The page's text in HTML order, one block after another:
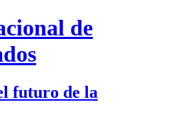
de
futuro de la